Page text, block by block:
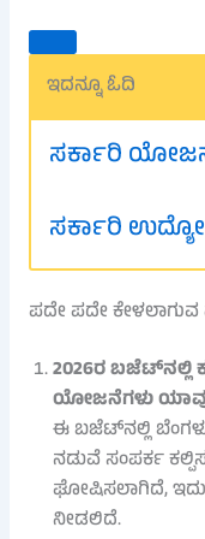
ಇದನ್ನೂ ಓದಿ
ಸರ್ಕಾರಿ
ಸರ್ಕಾರಿ
ಪದೇ ಪದೇ ಕೇಳಲಾಗುವ
2026ರ ಬಜೆಟ್‌ನಲ್ಲಿ
ಯೋಜನೆಗಳು
ಈ ಬಜೆಟ್‌ನಲ್ಲಿ
ನಡುವೆ ಸಂಪರ್ಕ
ಘೋಷಿಸಲಾಗಿದೆ, ಇದು
ನೀಡಲಿದೆ.